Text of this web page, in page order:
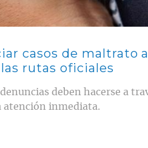
casos de maltrato
rutas oficiales
deben hacerse a
atención inmediata.